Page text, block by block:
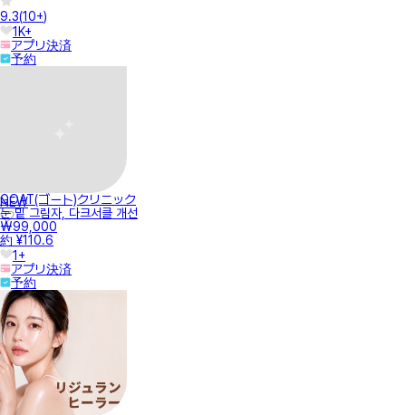
9.3(10+)
1K+
アプリ決済
予約
NEW
GOAT(ゴート)クリニック
눈 밑 그림자, 다크서클 개선
₩99,000
約 ¥110.6
1+
アプリ決済
予約